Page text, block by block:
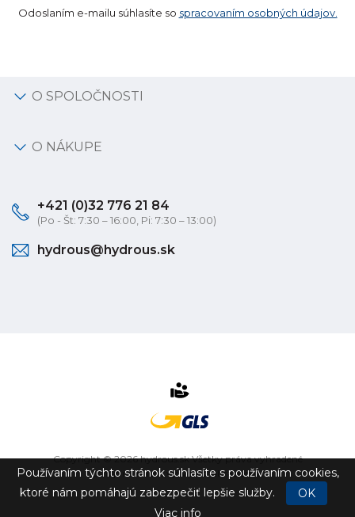
Odoslaním e-mailu súhlasíte so spracovaním osobných údajov.
O SPOLOČNOSTI
O NÁKUPE
+421 (0)32 776 21 84
(Po - Št: 7:30 – 16:00, Pi: 7:30 – 13:00)
hydrous@hydrous.sk
Copyright © 2026 hydrous.sk Všetky práva vyhradené
eshop na mieruvytvorilovibration.sk
Používaním týchto stránok súhlasíte s používaním cookies,
ktoré nám pomáhajú zabezpečiť lepšie služby.
OK
Viac info